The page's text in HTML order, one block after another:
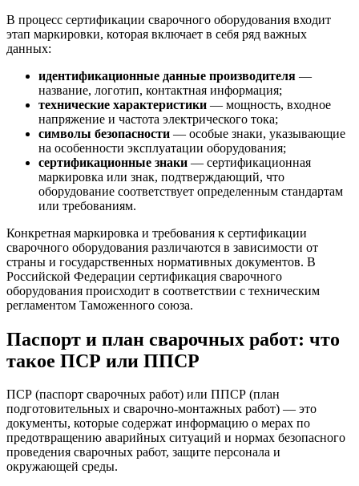
В процесс сертификации сварочного оборудования входит
этап маркировки, которая включает в себя ряд важных
данных:
идентификационные данные производителя —
название, логотип, контактная информация;
технические характеристики — мощность, входное
напряжение и частота электрического тока;
символы безопасности — особые знаки, указывающие
на особенности эксплуатации оборудования;
сертификационные знаки — сертификационная
маркировка или знак, подтверждающий, что
оборудование соответствует определенным стандартам
или требованиям.
Конкретная маркировка и требования к сертификации
сварочного оборудования различаются в зависимости от
страны и государственных нормативных документов. В
Российской Федерации сертификация сварочного
оборудования происходит в соответствии с техническим
регламентом Таможенного союза.
Паспорт и план сварочных работ: что
такое ПСР или ППСР
ПСР (паспорт сварочных работ) или ППСР (план
подготовительных и сварочно-монтажных работ) — это
документы, которые содержат информацию о мерах по
предотвращению аварийных ситуаций и нормах безопасного
проведения сварочных работ, защите персонала и
окружающей среды.